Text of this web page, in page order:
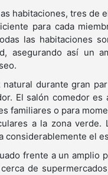
habitaciones, tres de
para cada
las habitaciones
asegurando así un
durante gran
El salón comedor
familiares o para
a la zona verde.
considerablemente el
frente a un amplio
de